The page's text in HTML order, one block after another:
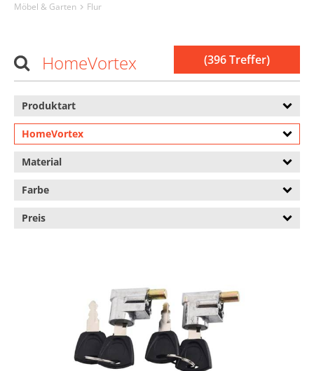
Möbel & Garten Flur
(396 Treffer)
HomeVortex
Produktart
HomeVortex
Material
Farbe
Preis